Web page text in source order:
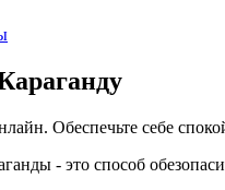
Обеспечьте себе
- это способ